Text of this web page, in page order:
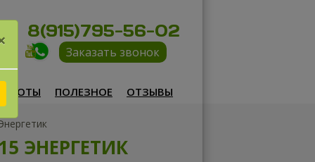
8(915)795-56-02
Заказать звонок
ПОЛЕЗНОЕ ОТЗЫВЫ
ЭНЕРГЕТИК